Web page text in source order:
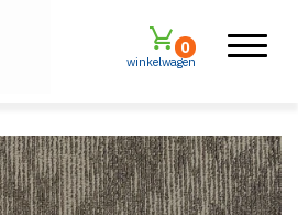
winkelwagen
0